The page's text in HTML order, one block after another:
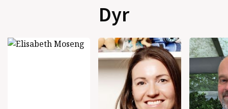
Dyr